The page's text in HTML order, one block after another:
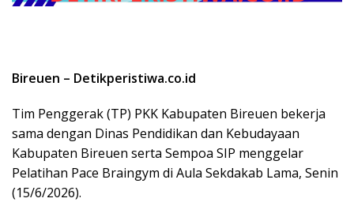
Bireuen – Detikperistiwa.co.id
Tim Penggerak (TP) PKK Kabupaten Bireuen bekerja
sama dengan Dinas Pendidikan dan Kebudayaan
Kabupaten Bireuen serta Sempoa SIP menggelar
Pelatihan Pace Braingym di Aula Sekdakab Lama, Senin
(15/6/2026).